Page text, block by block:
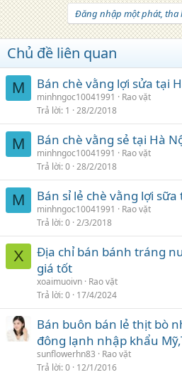
Đăng nhập một phát,
Chủ đề liên quan
M Bán chè vằng lợi sửa tại
minhngoc10041991
Rao vặt
Trả lời 1 28/2/2018
M Bán chè vằng sẻ tại Hà
minhngoc10041991
Rao vặt
Trả lời 0 28/2/2018
M Bán sỉ lẻ chè vằng lợi
minhngoc10041991
Rao vặt
Trả lời 0 2/3/2018
X
Địa chỉ bán bánh tráng
giá tốt
xoaimuoivn Rao vặt
Trả lời 0 17/4/2024
Bán buôn bán lẻ thịt bò
đông lạnh nhập khẩu
sunflowerhn83
Rao vặt
Trả lời 0 12/1/2016